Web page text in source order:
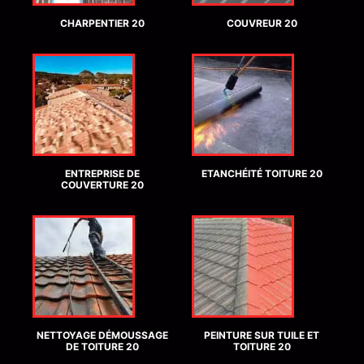
CHARPENTIER 20 COUVREUR 20
ENTREPRISE DE
COUVERTURE 20
ETANCHÉITÉ TOITURE 20
NETTOYAGE DÉMOUSSAGE
DE TOITURE 20
PEINTURE SUR TUILE ET
TOITURE 20